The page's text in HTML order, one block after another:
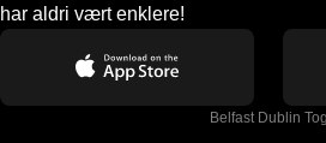
har aldri vært enklere!
Belfast Dublin Tog